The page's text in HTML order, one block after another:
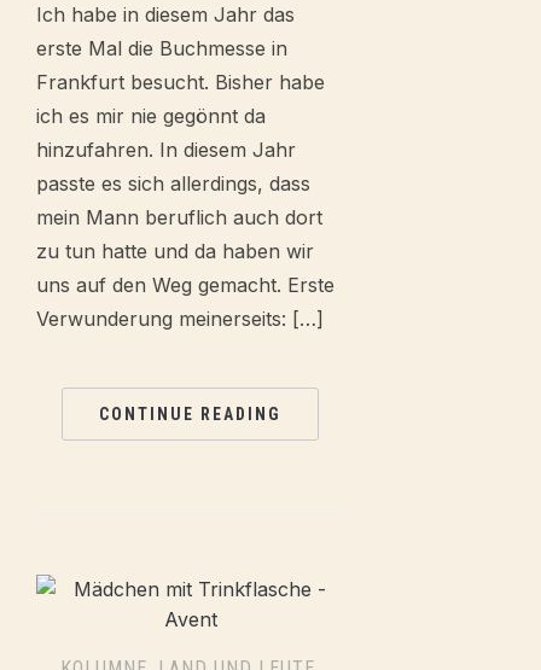
Ich habe in diesem Jahr das
erste Mal die Buchmesse in
Frankfurt besucht. Bisher habe
ich es mir nie gegönnt da
hinzufahren. In diesem Jahr
passte es sich allerdings, dass
mein Mann beruflich auch dort
zu tun hatte und da haben wir
uns auf den Weg gemacht. Erste
Verwunderung meinerseits: […]
CONTINUE READING